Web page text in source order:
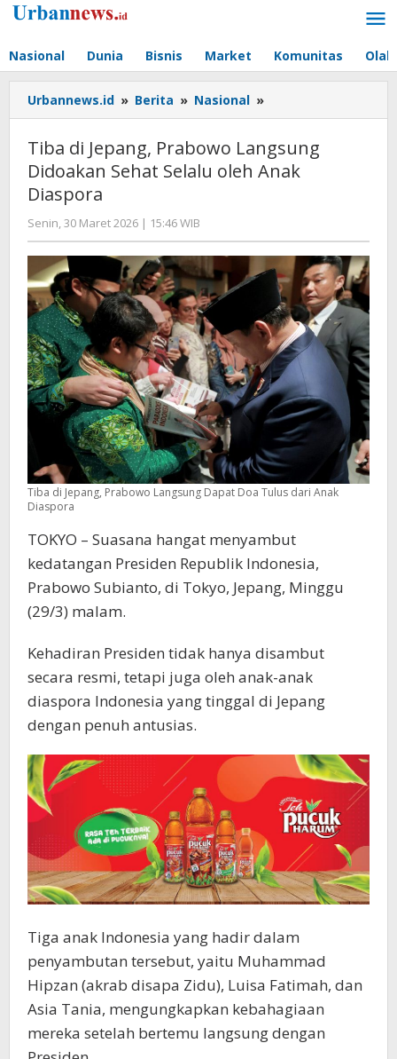
Lewati
Nasional Dunia Bisnis Market Komunitas
Urbannews.id » Berita » Nasional »
di
Prabowo
Langsung
oleh
Anak
Diaspora
Tiba di Jepang, Prabowo Langsung
Didoakan Sehat Selalu oleh Anak
Diaspora
Senin, 30 Maret 2026 | 15:46 WIB
Editor
Tiba di Jepang, Prabowo Langsung Dapat Doa Tulus dari Anak
Diaspora
TOKYO – Suasana hangat menyambut
kedatangan Presiden Republik Indonesia,
Prabowo Subianto, di Tokyo, Jepang, Minggu
(29/3) malam.
Kehadiran Presiden tidak hanya disambut
secara resmi, tetapi juga oleh anak-anak
diaspora Indonesia yang tinggal di Jepang
dengan penuh antusias.
Tiga anak Indonesia yang hadir dalam
penyambutan tersebut, yaitu Muhammad
Hipzan (akrab disapa Zidu), Luisa Fatimah, dan
Asia Tania, mengungkapkan kebahagiaan
mereka setelah bertemu langsung dengan